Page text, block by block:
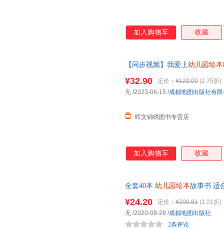
加入购物车 收藏
【同步视频】我爱上幼儿园绘本
¥32.90 定价： ¥120.00 (2.75折)
晖文锦绣图书专营店
无 /2023-06-15 /成都地图出版社有
加入购物车 收藏
全套40本 幼儿园绘本故事书 适
¥24.20 定价： ¥200.81 (1.21折)
2条评论
无 /2020-08-28 /成都地图出版社